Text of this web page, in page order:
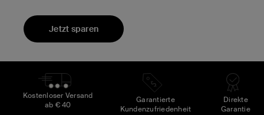
Jetzt sparen
Kostenloser Versand
ab € 40
Garantierte
Kundenzufriedenheit
Direkte
Garantie